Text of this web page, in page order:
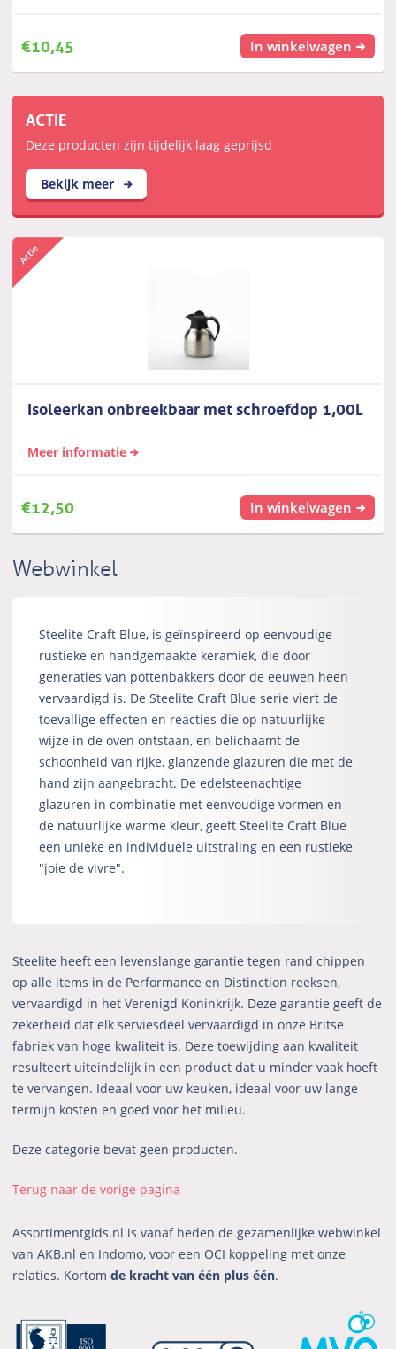
€10,45 In winkelwagen
ACTIE
Deze producten zijn tijdelijk laag geprijsd
Bekijk meer
Isoleerkan onbreekbaar met schroefdop 1,00L
Meer informatie
€12,50 In winkelwagen
Webwinkel
Steelite Craft Blue, is geïnspireerd op eenvoudige
rustieke en handgemaakte keramiek, die door
generaties van pottenbakkers door de eeuwen heen
vervaardigd is. De Steelite Craft Blue serie viert de
toevallige effecten en reacties die op natuurlijke
wijze in de oven ontstaan, en belichaamt de
schoonheid van rijke, glanzende glazuren die met de
hand zijn aangebracht. De edelsteenachtige
glazuren in combinatie met eenvoudige vormen en
de natuurlijke warme kleur, geeft Steelite Craft Blue
een unieke en individuele uitstraling en een rustieke
"joie de vivre".
Steelite heeft een levenslange garantie tegen rand chippen
op alle items in de Performance en Distinction reeksen,
vervaardigd in het Verenigd Koninkrijk. Deze garantie geeft de
zekerheid dat elk serviesdeel vervaardigd in onze Britse
fabriek van hoge kwaliteit is. Deze toewijding aan kwaliteit
resulteert uiteindelijk in een product dat u minder vaak hoeft
te vervangen. Ideaal voor uw keuken, ideaal voor uw lange
termijn kosten en goed voor het milieu.
Deze categorie bevat geen producten.
Terug naar de vorige pagina
Assortimentgids.nl is vanaf heden de gezamenlijke webwinkel
van AKB.nl en Indomo, voor een OCI koppeling met onze
relaties. Kortomde kracht van één plus één.